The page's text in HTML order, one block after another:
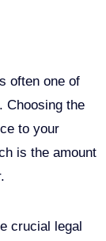
often one of
Choosing the
to your
is the amount
crucial legal